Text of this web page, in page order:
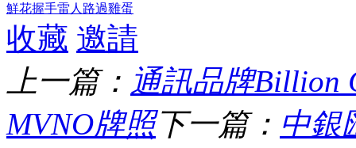
鮮花握手雷人 路過雞蛋
收藏 邀請
上一篇： 通訊品牌Billion
MVNO牌照下一篇： 中銀